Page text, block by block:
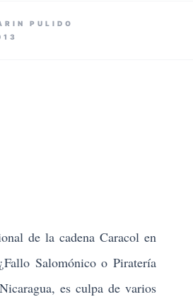
PULIDO
de la cadena Caracol en
Fallo Salomónico o Piratería
es culpa de varios